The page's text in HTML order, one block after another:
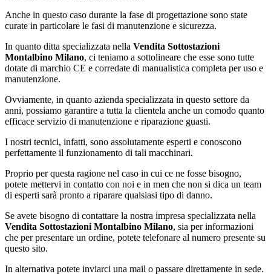
Anche in questo caso durante la fase di progettazione sono state
curate in particolare le fasi di manutenzione e sicurezza.
In quanto ditta specializzata nella Vendita Sottostazioni
Montalbino Milano, ci teniamo a sottolineare che esse sono tutte
dotate di marchio CE e corredate di manualistica completa per uso e
manutenzione.
Ovviamente, in quanto azienda specializzata in questo settore da
anni, possiamo garantire a tutta la clientela anche un comodo quanto
efficace servizio di manutenzione e riparazione guasti.
I nostri tecnici, infatti, sono assolutamente esperti e conoscono
perfettamente il funzionamento di tali macchinari.
Proprio per questa ragione nel caso in cui ce ne fosse bisogno,
potete mettervi in contatto con noi e in men che non si dica un team
di esperti sarà pronto a riparare qualsiasi tipo di danno.
Se avete bisogno di contattare la nostra impresa specializzata nella
Vendita Sottostazioni Montalbino Milano, sia per informazioni
che per presentare un ordine, potete telefonare al numero presente su
questo sito.
In alternativa potete inviarci una mail o passare direttamente in sede.